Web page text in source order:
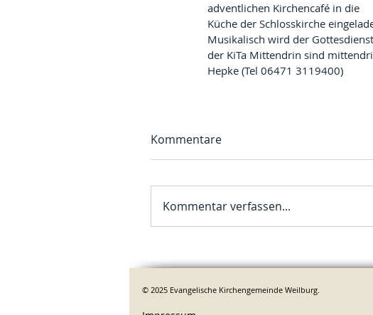
adventlichen Kirchencafé in die
Küche der Schlosskirche
Musikalisch wird der
der KiTa Mittendrin sind
Hepke (Tel 06471 3119400)
Kommentare
Kommentar verfassen...
© 2025 Evangelische Kirchengemeinde Weilburg.